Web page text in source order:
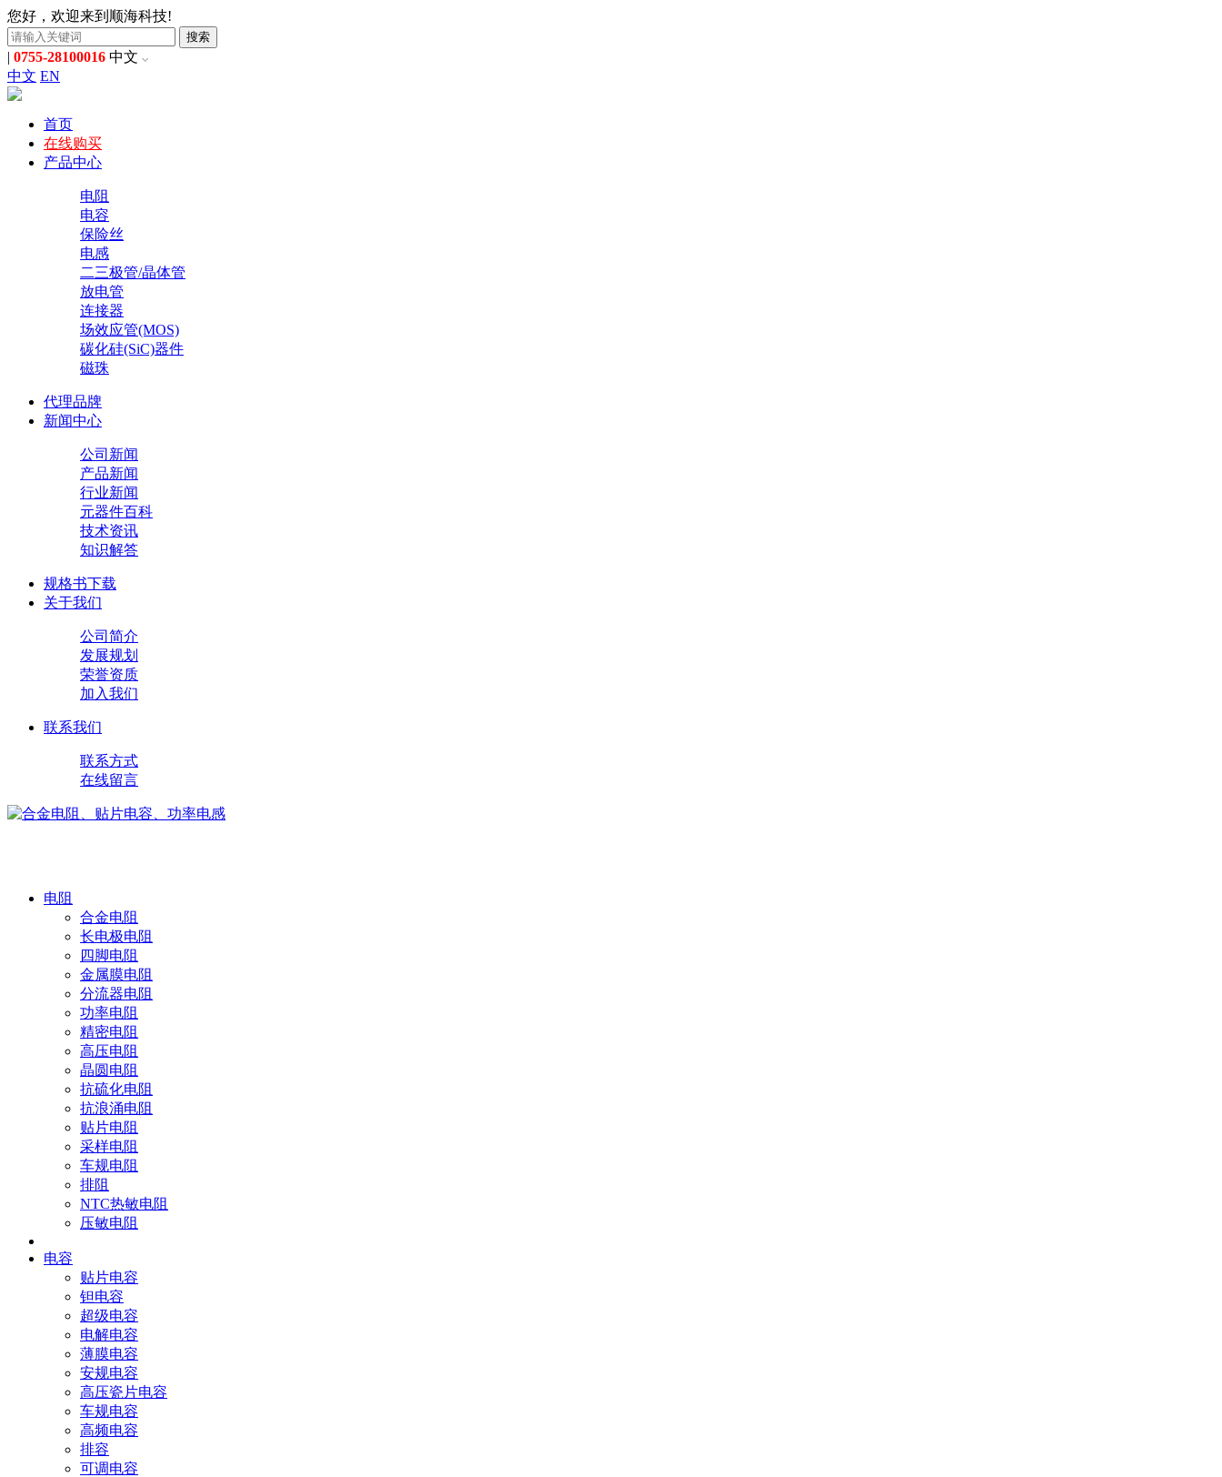
您好，欢迎来到顺海科技!
搜索
| 0755-28100016 中文
中文 EN
首页
在线购买
产品中心
电阻
电容
保险丝
电感
二三极管/晶体管
放电管
连接器
场效应管(MOS)
碳化硅(SiC)器件
磁珠
代理品牌
新闻中心
公司新闻
产品新闻
行业新闻
元器件百科
技术资讯
知识解答
规格书下载
关于我们
公司简介
发展规划
荣誉资质
加入我们
联系我们
联系方式
在线留言
电阻
合金电阻
长电极电阻
四脚电阻
金属膜电阻
分流器电阻
功率电阻
精密电阻
高压电阻
晶圆电阻
抗硫化电阻
抗浪涌电阻
贴片电阻
采样电阻
车规电阻
排阻
NTC热敏电阻
压敏电阻
电容
贴片电容
钽电容
超级电容
电解电容
薄膜电容
安规电容
高压瓷片电容
车规电容
高频电容
排容
可调电容